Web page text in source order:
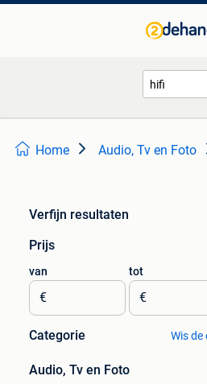
Home Audio, Tv en Foto
Verfijn resultaten
Prijs
van
€
tot
€
Categorie Wis de
Audio, Tv en Foto